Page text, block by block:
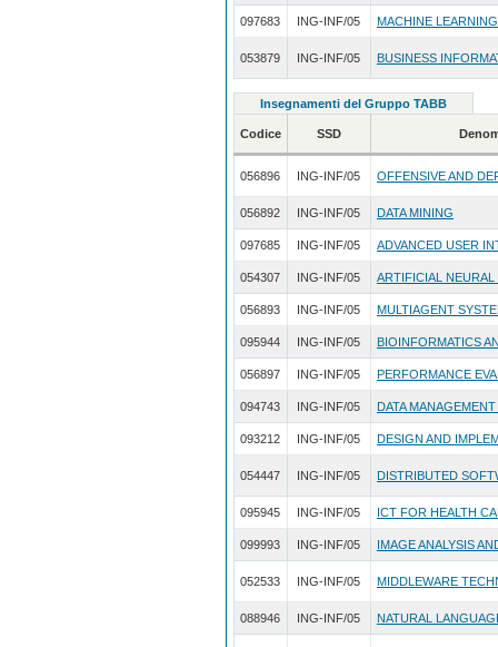
097683 ING-INF/05 MACHINE LEARNING
053879 ING-INF/05 BUSINESS
Insegnamenti del Gruppo TABB
Codice SSD
056896 ING-INF/05 OFFENSIVE AND
056892 ING-INF/05 DATA MINING
097685 ING-INF/05 ADVANCED USER
054307 ING-INF/05 ARTIFICIAL
056893 ING-INF/05 MULTIAGENT
095944 ING-INF/05 BIOINFORMATICS
056897 ING-INF/05 PERFORMANCE
094743 ING-INF/05 DATA
093212 ING-INF/05 DESIGN AND
054447 ING-INF/05 DISTRIBUTED
095945 ING-INF/05 ICT FOR HEALTH
099993 ING-INF/05 IMAGE ANALYSIS
052533 ING-INF/05 MIDDLEWARE
088946 ING-INF/05 NATURAL